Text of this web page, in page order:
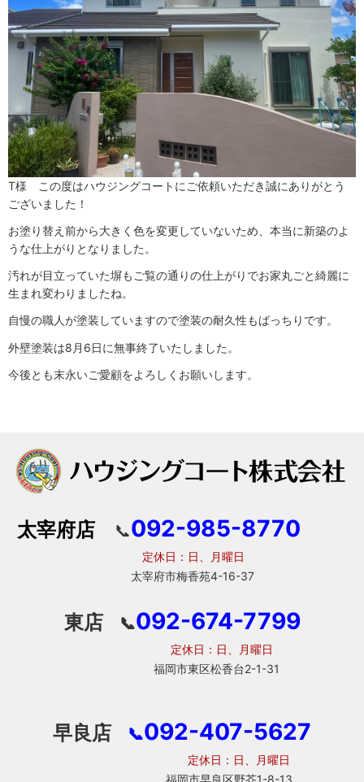
T様 この度はハウジングコートにご依頼いただき誠にありがとう
ございました！
お塗り替え前から大きく色を変更していないため、本当に新築のよ
うな仕上がりとなりました。
汚れが目立っていた塀もご覧の通りの仕上がりでお家丸ごと綺麗に
生まれ変わりましたね。
自慢の職人が塗装していますので塗装の耐久性もばっちりです。
外壁塗装は8月6日に無事終了いたしました。
今後とも末永いご愛顧をよろしくお願いします。
太宰府店 📞092-985-8770
定休日：日、月曜日
太宰府市梅香苑4-16-37
東店 📞092-674-7799
定休日：日、月曜日
福岡市東区松香台2-1-31
早良店 📞092-407-5627
定休日：日、月曜日
福岡市早良区野芥1-8-13